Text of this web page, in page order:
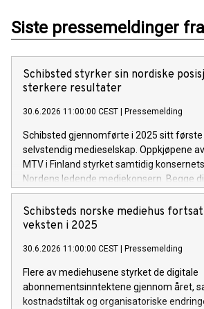
Siste pressemeldinger
Schibsted styrker sin nordiske
sterkere resultater
30.6.2026 11:00:00 CEST Pressemelding
Schibsted gjennomførte i 2025 sitt
selvstendig medieselskap. Oppkjøpene
MTV i Finland styrket samtidig
Nordens ledende mediekonsern. Begge
Media og TV Media, leverte sterk vekst i
betydelig forbedret lønnsomhet
Schibsteds norske mediehus
veksten i 2025
30.6.2026 11:00:00 CEST Pressemelding
Flere av mediehusene styrket de digitale
abonnementsinntektene gjennom året,
kostnadstiltak og organisatoriske